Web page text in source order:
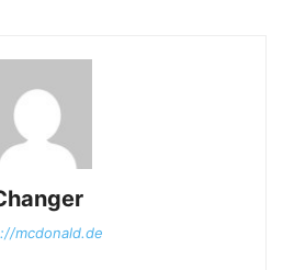
mcdonald.de